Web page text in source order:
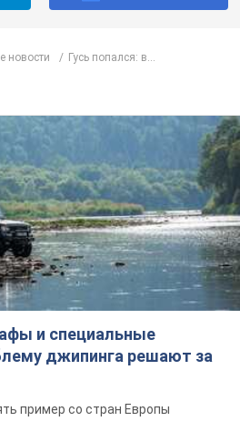
новости Гусь попался: в...
и специальные
джипинга решают за
пример со стран Европы